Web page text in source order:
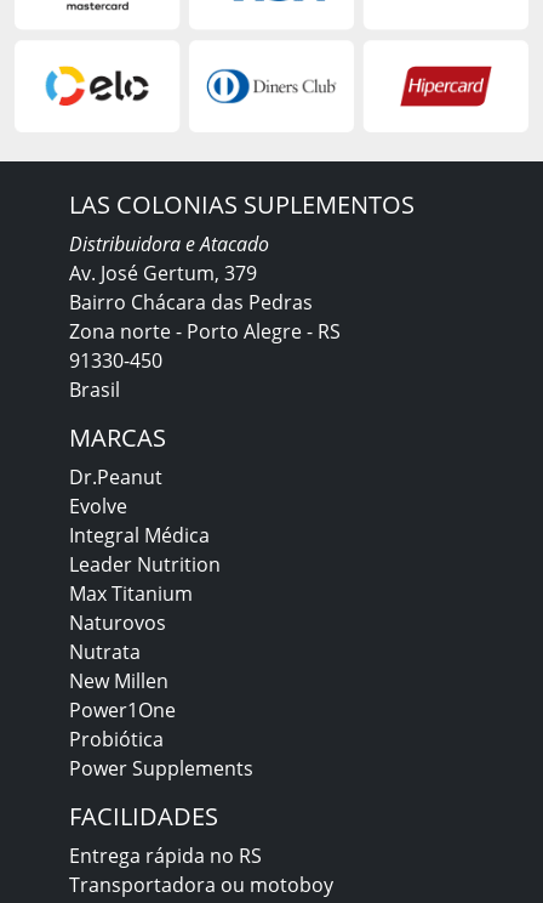
LAS COLONIAS SUPLEMENTOS
Distribuidora e Atacado
Av. José Gertum, 379
Bairro Chácara das Pedras
Zona norte - Porto Alegre - RS
91330-450
Brasil
MARCAS
Dr.Peanut
Evolve
Integral Médica
Leader Nutrition
Max Titanium
Naturovos
Nutrata
New Millen
Power1One
Probiótica
Power Supplements
FACILIDADES
Entrega rápida no RS
Transportadora ou motoboy